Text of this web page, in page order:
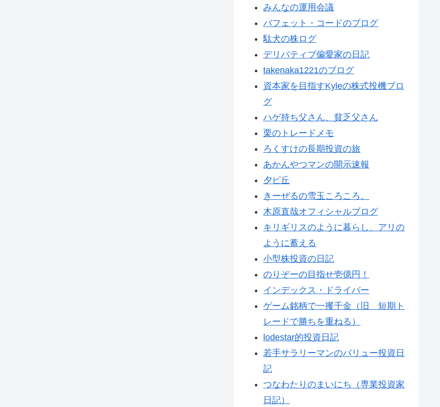
みんなの運用会議
バフェット・コードのブログ
駄犬の株ログ
デリバティブ偏愛家の日記
takenaka1221のブログ
資本家を目指すKyleの株式投機ブロ
グ
ハゲ持ち父さん、貧乏父さん
栗のトレードメモ
ろくすけの長期投資の旅
あかんやつマンの開示速報
夕ピ丘
きーぜるの雪玉ころころ。
木原直哉オフィシャルブログ
キリギリスのように暮らし、アリの
ように蓄える
小型株投資の日記
のりぞーの目指せ壱億円！
インデックス・ドライバー
ゲーム銘柄で一攫千金（旧 短期ト
レードで勝ちを重ねる）
lodestar的投資日記
若手サラリーマンのバリュー投資日
記
つなわたりのまいにち（専業投資家
日記）